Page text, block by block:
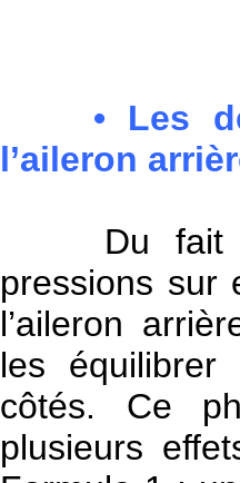
• Les
l’aileron
Du fait
pressions sur
l’aileron
les
côtés. Ce
plusieurs